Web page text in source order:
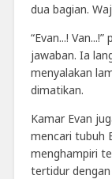
dua bagian.
“Evan...!
jawaban. Ia
menyalakan
dimatikan.
Kamar Evan
mencari tubuh
menghampiri
tertidur